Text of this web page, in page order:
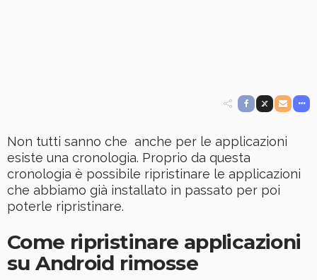
Non tutti sanno che anche per le applicazioni
esiste una cronologia. Proprio da questa
cronologia è possibile ripristinare le applicazioni
che abbiamo già installato in passato per poi
poterle ripristinare.
Come ripristinare applicazioni
su Android rimosse